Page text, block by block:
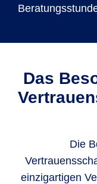
Das
Die
einzigartigen